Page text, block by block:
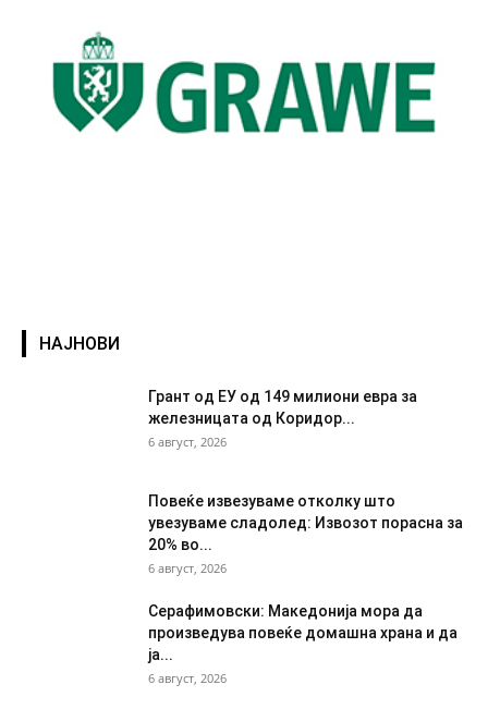
НАЈНОВИ
Грант од ЕУ од 149 милиони евра за
железницата од Коридор...
6 август, 2026
Повеќе извезуваме отколку што
увезуваме сладолед: Извозот порасна за
20% во...
6 август, 2026
Серафимовски: Македонија мора да
произведува повеќе домашна храна и да
ја...
6 август, 2026